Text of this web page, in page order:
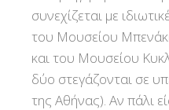
συνεχίζεται με
του Μουσείου
και του Μουσείου
δύο στεγάζονται σε
της Αθήνας). Αν πάλι